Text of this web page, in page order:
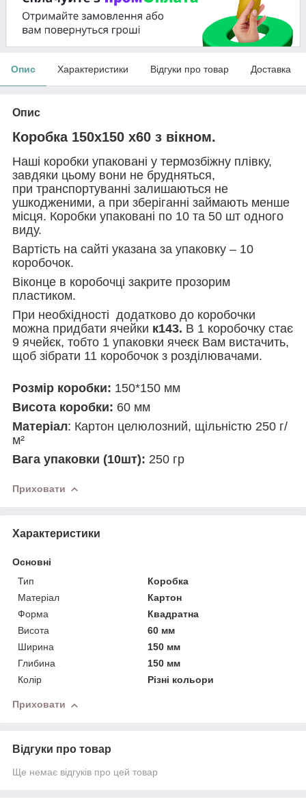
Опис Характеристики Відгуки про товар Доставка
Опис
Коробка 150х150 x60 з вікном.
Наші коробки упаковані у термозбіжну плівку,
завдяки цьому вони не брудняться,
при транспортуванні залишаються не
ушкодженими, а при зберіганні займають менше
місця. Коробки упаковані по 10 та 50 шт одного
виду.
Вартість на сайті указана за упаковку – 10
коробочок.
Віконце в коробочці закрите прозорим
пластиком.
При необхідності додатково до коробочки
можна придбати ячейки к143. В 1 коробочку стає
9 ячейєк, тобто 1 упаковки ячеєк Вам вистачить,
щоб зібрати 11 коробочок з розділювачами.
Розмір коробки: 150*150 мм
Висота коробки: 60 мм
Матеріал: Картон целюлозний, щільністю 250 г/
м²
Вага упаковки (10шт): 250 гр
Приховати
Характеристики
Основні
Тип
Коробка
Матеріал
Картон
Форма
Квадратна
Висота
60 мм
Ширина
150 мм
Глибина
150 мм
Колір
Різні кольори
Приховати
Відгуки про товар
Ще немає відгуків про цей товар